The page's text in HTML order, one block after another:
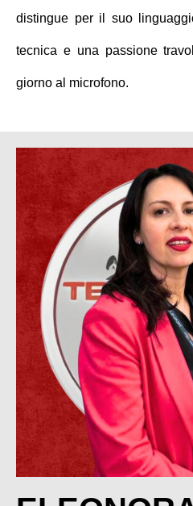
distingue per il suo
tecnica e una passione
giorno al microfono.